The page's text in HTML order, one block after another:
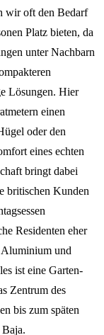
wir oft den Bedarf
Platz bieten, da
unter Nachbarn
Lösungen. Hier
einen
oder den
eines echten
bringt dabei
britischen Kunden
Residenten eher
und
ist eine Garten-
Zentrum des
bis zum späten